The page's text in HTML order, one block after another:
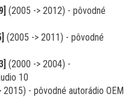
(2005 -> 2012) - pôvodné
(2005 -> 2011) - pôvodné
(2000 -> 2004) -
10
2015) - pôvodné autorádio OEM